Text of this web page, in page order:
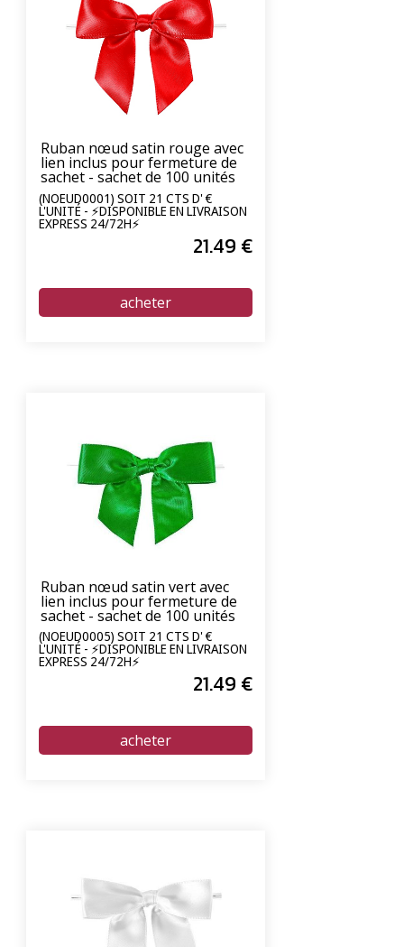
Ruban nœud satin rouge avec
lien inclus pour fermeture de
sachet - sachet de 100 unités
(NOEUD0001) SOIT 21 CTS D' €
L'UNITÉ - ⚡DISPONIBLE EN LIVRAISON
EXPRESS 24/72H⚡
21.49 €
Ruban nœud satin vert avec
lien inclus pour fermeture de
sachet - sachet de 100 unités
(NOEUD0005) SOIT 21 CTS D' €
L'UNITÉ - ⚡DISPONIBLE EN LIVRAISON
EXPRESS 24/72H⚡
21.49 €